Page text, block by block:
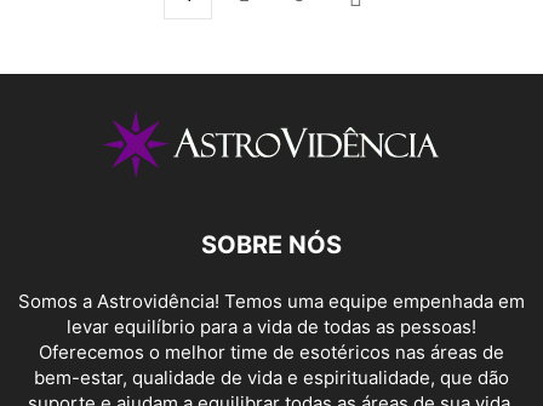
SOBRE NÓS
Somos a Astrovidência! Temos uma equipe empenhada em
levar equilíbrio para a vida de todas as pessoas!
Oferecemos o melhor time de esotéricos nas áreas de
bem-estar, qualidade de vida e espiritualidade, que dão